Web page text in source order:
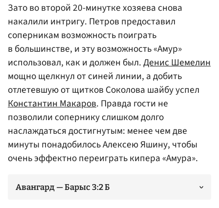
Зато во второй 20-минутке хозяева снова
накалили интригу. Петров предоставил
соперникам возможность поиграть
в большинстве, и эту возможность «Амур»
использовал, как и должен был.Денис Шемелин
мощно щелкнул от синей линии, а добить
отлетевшую от щитков Соколова шайбу успел
Константин Макаров. Правда гости не
позволили сопернику слишком долго
наслаждаться достигнутым: менее чем две
минуты понадобилось Алексею Яшину, чтобы
очень эффектно переиграть кипера «Амура».
Авангард — Барыс 3:2 Б